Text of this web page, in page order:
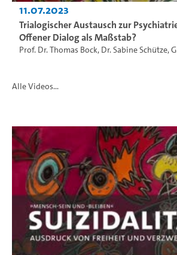
11.07.2023
Trialogischer Austausch zur
Offener Dialog als Maßstab?
Prof. Dr. Thomas Bock, Dr. Sabine Schütze,
Alle Videos...